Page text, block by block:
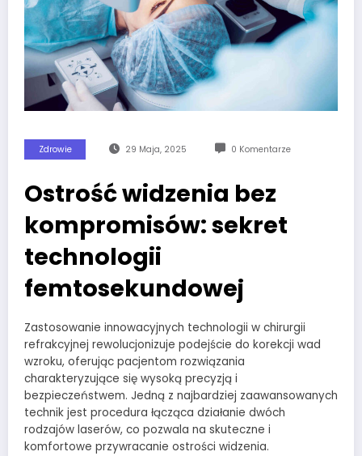
Zdrowie 29 Maja, 2025 0 Komentarze
Ostrość widzenia bez
kompromisów: sekret
technologii
femtosekundowej
Zastosowanie innowacyjnych technologii w chirurgii
refrakcyjnej rewolucjonizuje podejście do korekcji wad
wzroku, oferując pacjentom rozwiązania
charakteryzujące się wysoką precyzją i
bezpieczeństwem. Jedną z najbardziej zaawansowanych
technik jest procedura łącząca działanie dwóch
rodzajów laserów, co pozwala na skuteczne i
komfortowe przywracanie ostrości widzenia.